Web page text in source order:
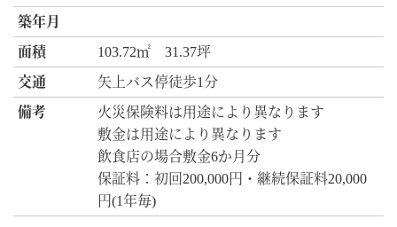
築年月
面積
103.72㎡ 31.37坪
交通
矢上バス停徒歩1分
備考
火災保険料は用途により異なります
敷金は用途により異なります
飲食店の場合敷金6か月分
保証料：初回200,000円・継続保証料20,000
円(1年毎)